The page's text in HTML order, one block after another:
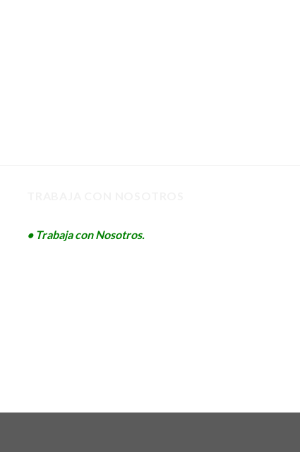
• Trabaja con Nosotros.